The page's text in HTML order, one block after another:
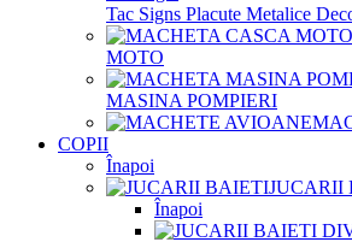
Tac Signs Placute Metalice
MOTO
MASINA POMPIERI
COPII
Înapoi
JUCARII
Înapoi